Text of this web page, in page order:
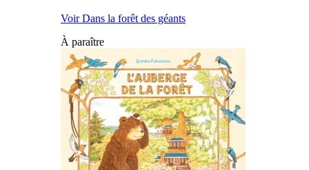
Voir Dans la forêt des géants
À paraître